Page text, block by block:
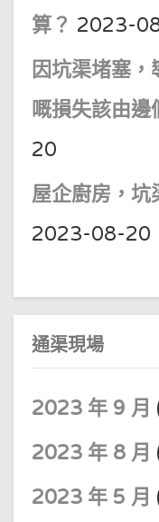
算？ 2023-
因坑渠堵塞
嘅損失該由邊
20
屋企廚房，坑
2023-08-20
通渠現場
2023 年 9 月
2023 年 8 月
2023 年 5 月